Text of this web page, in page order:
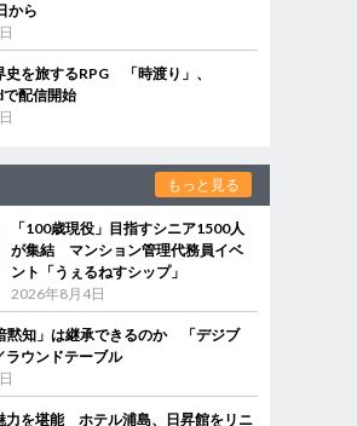
から
史を旅するRPG 「時渡り」、
配信開始
もっと見る
「100歳現役」目指すシニア1500人
が集結 マンション管理代務員イベ
ント「うぇるねすシップ」
2026年8月4日
黙知」は継承できるのか 「デジブ
ラウンドテーブル
力を堪能 ホテル浦島、日昇館をリニ